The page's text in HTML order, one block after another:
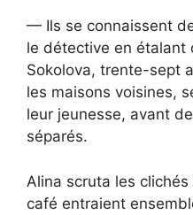
— Ils se connaissent
le détective en étalant
Sokolova, trente-sept
les maisons voisines,
leur jeunesse, avant
séparés.
Alina scruta les
café entraient